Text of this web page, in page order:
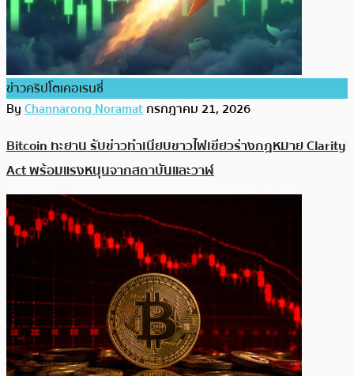
ข่าวคริปโตเคอเรนซี่
ByChannarong Noramatกรกฎาคม 21, 2026
Bitcoin ทะยาน รับข่าวทำเนียบขาวไฟเขียวร่างกฎหมาย Clarity
Act พร้อมแรงหนุนจากสถาบันและวาฬ